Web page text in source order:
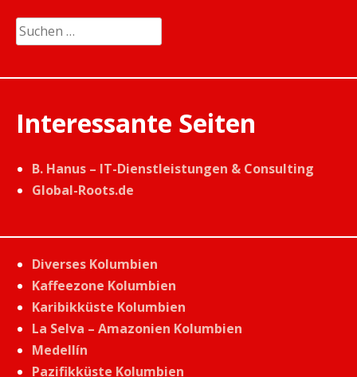
Suchen
nach:
Interessante Seiten
B. Hanus – IT-Dienstleistungen & Consulting
Global-Roots.de
Diverses Kolumbien
Kaffeezone Kolumbien
Karibikküste Kolumbien
La Selva – Amazonien Kolumbien
Medellín
Pazifikküste Kolumbien